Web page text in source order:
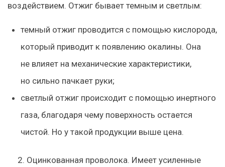
воздействием. Отжиг бывает темным и светлым:
темный отжиг проводится с помощью кислорода,
который приводит к появлению окалины. Она
не влияет на механические характеристики,
но сильно пачкает руки;
светлый отжиг происходит с помощью инертного
газа, благодаря чему поверхность остается
чистой. Но у такой продукции выше цена.
2. Оцинкованная проволока. Имеет усиленные